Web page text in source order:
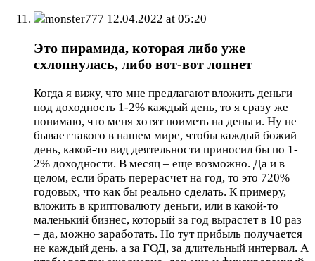
monster777 12.04.2022 at 05:20
Это пирамида, которая либо уже
схлопнулась, либо вот-вот лопнет
Когда я вижу, что мне предлагают вложить деньги
под доходность 1-2% каждый день, то я сразу же
понимаю, что меня хотят поиметь на деньги. Ну не
бывает такого в нашем мире, чтобы каждый божий
день, какой-то вид деятельности приносил бы по 1-
2% доходности. В месяц – еще возможно. Да и в
целом, если брать перерасчет на год, то это 720%
годовых, что как бы реально сделать. К примеру,
вложить в криптовалюту деньги, или в какой-то
маленький бизнес, который за год вырастет в 10 раз
– да, можно заработать. Но тут прибыль получается
не каждый день, а за ГОД, за длительный интервал. А